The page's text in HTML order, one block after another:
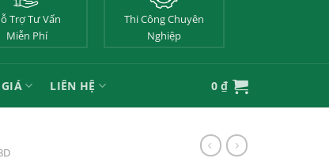
Trợ Tư Vấn
Miễn Phí
Thi Công Chuyên
Nghiệp
LIÊN HỆ 0₫